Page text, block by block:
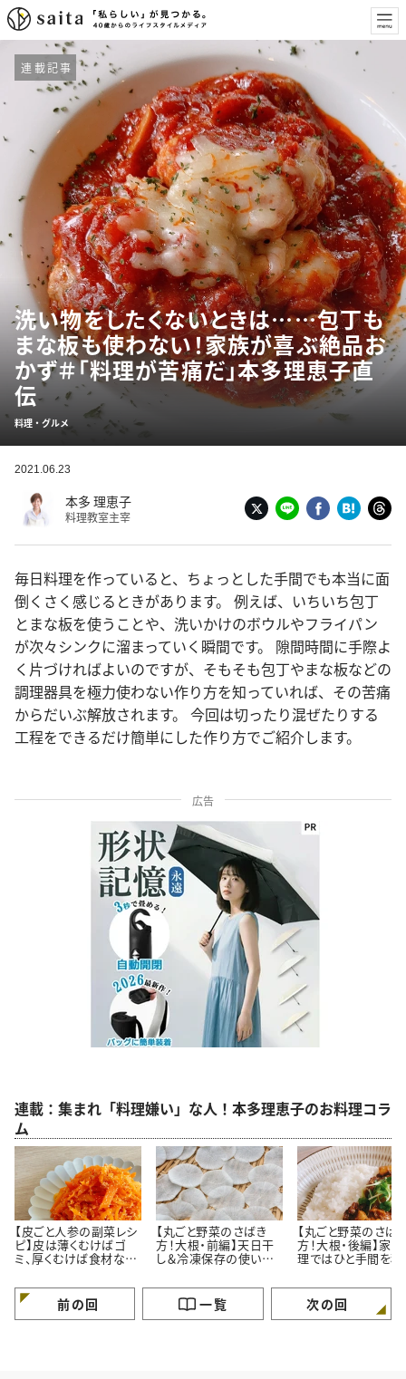
連載記事
洗い物をしたくないときは……包丁も
まな板も使わない！家族が喜ぶ絶品お
かず＃「料理が苦痛だ」本多理恵子直
伝
料理・グルメ
2021.06.23
本多 理恵子
料理教室主宰
毎日料理を作っていると、ちょっとした手間でも本当に面
倒くさく感じるときがあります。 例えば、いちいち包丁
とまな板を使うことや、洗いかけのボウルやフライパン
が次々シンクに溜まっていく瞬間です。 隙間時間に手際よ
く片づければよいのですが、そもそも包丁やまな板などの
調理器具を極力使わない作り方を知っていれば、その苦痛
からだいぶ解放されます。 今回は切ったり混ぜたりする
工程をできるだけ簡単にした作り方でご紹介します。
広告
連載：集まれ「料理嫌い」な人！本多理恵子のお料理コラ
ム
【皮ごと人参の副菜レシ
ピ】皮は薄くむけばゴ
ミ、厚くむけば食材なん
のお手軽レシピ
【丸ごと野菜のさばき
方！大根・前編】天日干
し＆冷凍保存の使い切
んのお手軽レシピ
【丸ごと野菜のさば
方！大根・後編】家
理ではひと手間を
子さんのお手軽レシ
前の回 一覧 次の回